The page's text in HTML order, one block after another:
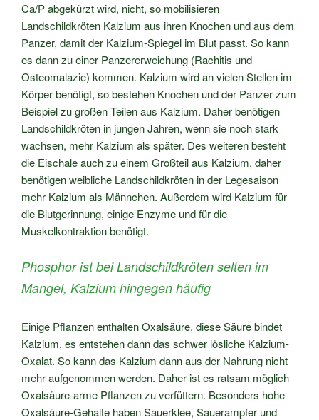
Ca/P abgekürzt wird, nicht, so mobilisieren
Landschildkröten Kalzium aus ihren Knochen und aus dem
Panzer, damit der Kalzium-Spiegel im Blut passt. So kann
es dann zu einer Panzererweichung (Rachitis und
Osteomalazie) kommen. Kalzium wird an vielen Stellen im
Körper benötigt, so bestehen Knochen und der Panzer zum
Beispiel zu großen Teilen aus Kalzium. Daher benötigen
Landschildkröten in jungen Jahren, wenn sie noch stark
wachsen, mehr Kalzium als später. Des weiteren besteht
die Eischale auch zu einem Großteil aus Kalzium, daher
benötigen weibliche Landschildkröten in der Legesaison
mehr Kalzium als Männchen. Außerdem wird Kalzium für
die Blutgerinnung, einige Enzyme und für die
Muskelkontraktion benötigt.
Phosphor ist bei Landschildkröten selten im
Mangel, Kalzium hingegen häufig
Einige Pflanzen enthalten Oxalsäure, diese Säure bindet
Kalzium, es entstehen dann das schwer lösliche Kalzium-
Oxalat. So kann das Kalzium dann aus der Nahrung nicht
mehr aufgenommen werden. Daher ist es ratsam möglich
Oxalsäure-arme Pflanzen zu verfüttern. Besonders hohe
Oxalsäure-Gehalte haben Sauerklee, Sauerampfer und